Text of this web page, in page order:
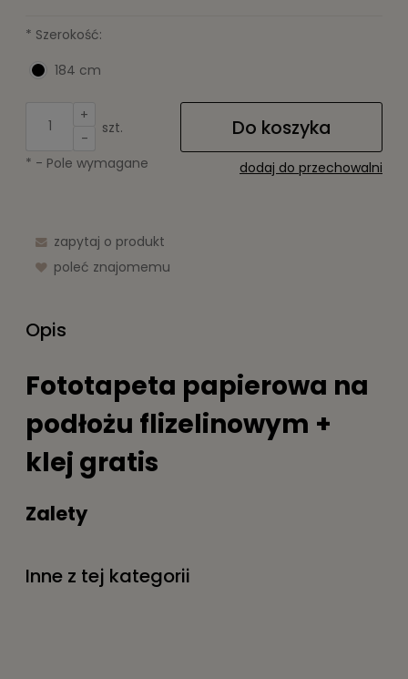
* Szerokość:
184 cm
+
-
szt. Do koszyka
dodaj do przechowalni
* - Pole wymagane
zapytaj o produkt
poleć znajomemu
Opis
Fototapeta papierowa na
podłożu flizelinowym +
klej gratis
Zalety
ekologiczną
Łatwe i estetyczne przyklejanie, odklejanie na
Inne z tej kategorii